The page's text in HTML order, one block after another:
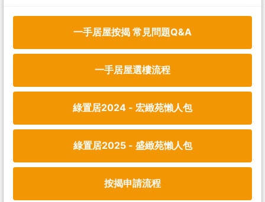
一手居屋按揭 常見問題Q&A
一手居屋選樓流程
綠置居2024 - 宏緻苑懶人包
綠置居2025 - 盛緻苑懶人包
按揭申請流程